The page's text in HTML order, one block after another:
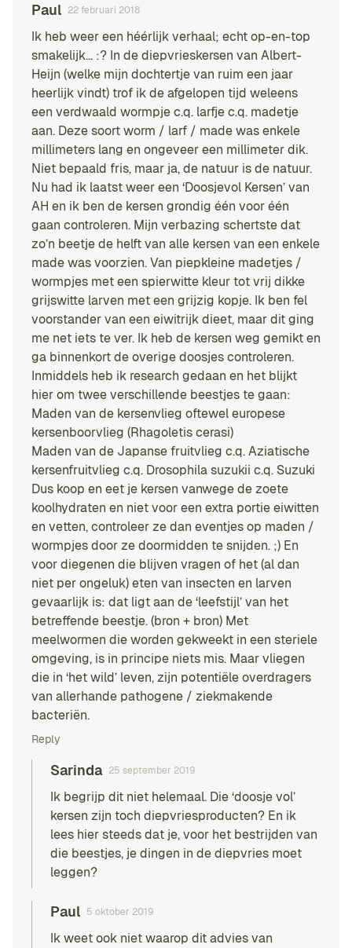
Paul 22 februari 2018
Ik heb weer een héérlijk verhaal; echt op-en-top
smakelijk… :? In de diepvrieskersen van Albert-
Heijn (welke mijn dochtertje van ruim een jaar
heerlijk vindt) trof ik de afgelopen tijd weleens
een verdwaald wormpje c.q. larfje c.q. madetje
aan. Deze soort worm / larf / made was enkele
millimeters lang en ongeveer een millimeter dik.
Niet bepaald fris, maar ja, de natuur is de natuur.
Nu had ik laatst weer een ‘Doosjevol Kersen’ van
AH en ik ben de kersen grondig één voor één
gaan controleren. Mijn verbazing schertste dat
zo’n beetje de helft van alle kersen van een enkele
made was voorzien. Van piepkleine madetjes /
wormpjes met een spierwitte kleur tot vrij dikke
grijswitte larven met een grijzig kopje. Ik ben fel
voorstander van een eiwitrijk dieet, maar dit ging
me net iets te ver. Ik heb de kersen weg gemikt en
ga binnenkort de overige doosjes controleren.
Inmiddels heb ik research gedaan en het blijkt
hier om twee verschillende beestjes te gaan:
Maden van de kersenvlieg oftewel europese
kersenboorvlieg (Rhagoletis cerasi)
Maden van de Japanse fruitvlieg c.q. Aziatische
kersenfruitvlieg c.q. Drosophila suzukii c.q. Suzuki
Dus koop en eet je kersen vanwege de zoete
koolhydraten en niet voor een extra portie eiwitten
en vetten, controleer ze dan eventjes op maden /
wormpjes door ze doormidden te snijden. ;) En
voor diegenen die blijven vragen of het (al dan
niet per ongeluk) eten van insecten en larven
gevaarlijk is: dat ligt aan de ‘leefstijl’ van het
betreffende beestje. (bron + bron) Met
meelwormen die worden gekweekt in een steriele
omgeving, is in principe niets mis. Maar vliegen
die in ‘het wild’ leven, zijn potentiële overdragers
van allerhande pathogene / ziekmakende
bacteriën.
Reply
Sarinda 25 september 2019
Ik begrijp dit niet helemaal. Die ‘doosje vol’
kersen zijn toch diepvriesproducten? En ik
lees hier steeds dat je, voor het bestrijden van
die beestjes, je dingen in de diepvries moet
leggen?
Paul 5 oktober 2019
Ik weet ook niet waarop dit advies van